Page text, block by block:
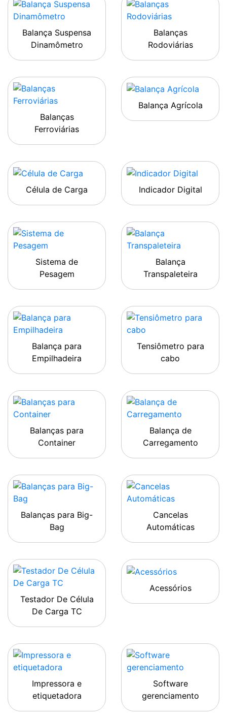
Balança Suspensa
Dinamômetro
Balanças
Rodoviárias
Balanças
Ferroviárias
Balança Agrícola
Célula de Carga Indicador Digital
Sistema de
Pesagem
Balança
Transpaleteira
Balança para
Empilhadeira
Tensiômetro para
cabo
Balanças para
Container
Balança de
Carregamento
Balanças para Big-
Bag
Cancelas
Automáticas
Testador De Célula
De Carga TC
Acessórios
Impressora e
etiquetadora
Software
gerenciamento